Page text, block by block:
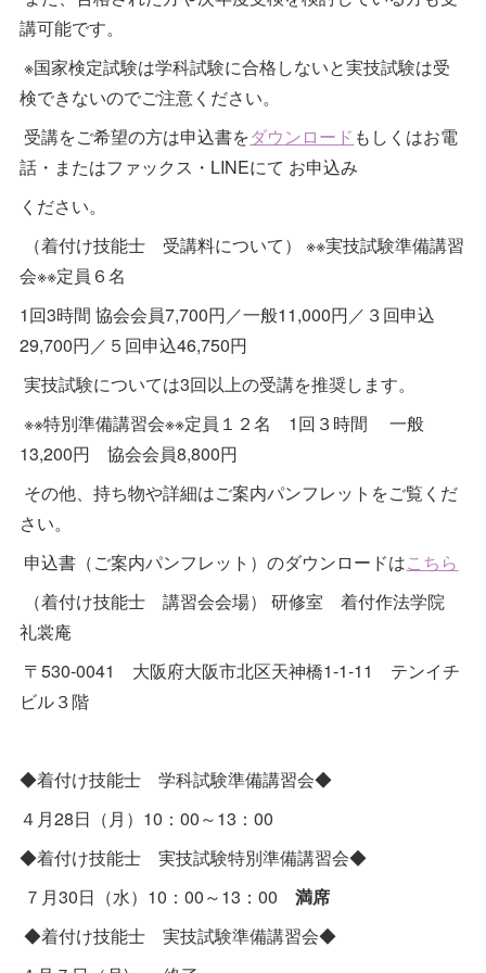
講可能です。
※国家検定試験は学科試験に合格しないと実技試験は受
検できないのでご注意ください。
受講をご希望の方は申込書をダウンロード もしくはお電
話・またはファックス・LINEにて お申込み
ください。
（着付け技能士 受講料について） ※※実技試験準備講習
会※※定員６名
1回3時間 協会会員7,700円／一般11,000円／３回申込
29,700円／５回申込46,750円
実技試験については3回以上の受講を推奨します。
※※特別準備講習会※※定員１２名 1回３時間 一般
13,200円 協会会員8,800円
その他、持ち物や詳細はご案内パンフレットをご覧くだ
さい。
申込書（ご案内パンフレット）のダウンロードはこちら
（着付け技能士 講習会会場） 研修室 着付作法学院
礼裳庵
〒530-0041 大阪府大阪市北区天神橋1-1-11 テンイチ
ビル３階
◆着付け技能士 学科試験準備講習会◆
４月28日（月）10：00～13：00
◆着付け技能士 実技試験特別準備講習会◆
７月30日（水）10：00～13：00満席
◆着付け技能士 実技試験準備講習会◆